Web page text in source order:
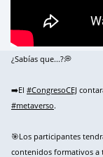
¿Sabías que...?💭
➡️El #CongresoCEJ
#metaverso.
🎯Los participantes
contenidos formativos a